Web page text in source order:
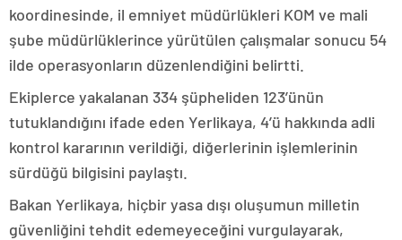
koordinesinde, il emniyet müdürlükleri KOM ve mali
şube müdürlüklerince yürütülen çalışmalar sonucu 54
ilde operasyonların düzenlendiğini belirtti.
Ekiplerce yakalanan 334 şüpheliden 123’ünün
tutuklandığını ifade eden Yerlikaya, 4’ü hakkında adli
kontrol kararının verildiği, diğerlerinin işlemlerinin
sürdüğü bilgisini paylaştı.
Bakan Yerlikaya, hiçbir yasa dışı oluşumun milletin
güvenliğini tehdit edemeyeceğini vurgulayarak,